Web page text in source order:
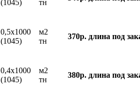
(1045) тн
0,5х1000
(1045)
м2
тн
370р. длина под
0,4х1000
(1045)
м2
тн
380р. длина под